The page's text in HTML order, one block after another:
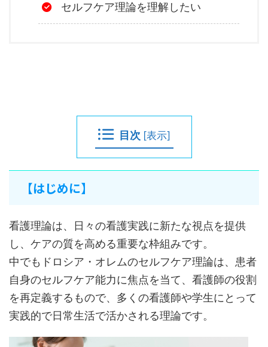
セルフケア理論を理解したい
目次 [表示]
【はじめに】
看護理論は、日々の看護実践に新たな視点を提供
し、ケアの質を高める重要な枠組みです。
中でもドロシア・オレムのセルフケア理論は、患者
自身のセルフケア能力に焦点を当て、看護師の役割
を再定義するもので、多くの看護師や学生にとって
実践的で日常生活で活かされる理論です。